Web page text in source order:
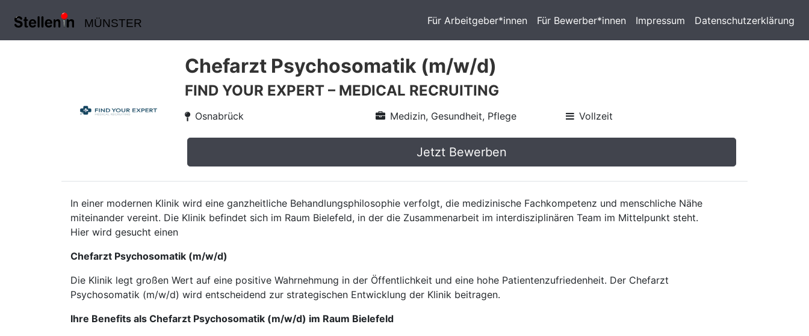
MÜNSTER Für Arbeitgeber*innen Für Bewerber*innen Impressum Datenschutzerklärung
Chefarzt Psychosomatik (m/w/d)
FIND YOUR EXPERT – MEDICAL RECRUITING
Osnabrück Medizin, Gesundheit, Pflege Vollzeit
Jetzt Bewerben
In einer modernen Klinik wird eine ganzheitliche Behandlungsphilosophie verfolgt, die medizinische Fachkompetenz und menschliche Nähe
miteinander vereint. Die Klinik befindet sich im Raum Bielefeld, in der die Zusammenarbeit im interdisziplinären Team im Mittelpunkt steht.
Hier wird gesucht einen
Chefarzt Psychosomatik (m/w/d)
Die Klinik legt großen Wert auf eine positive Wahrnehmung in der Öffentlichkeit und eine hohe Patientenzufriedenheit. Der Chefarzt
Psychosomatik (m/w/d) wird entscheidend zur strategischen Entwicklung der Klinik beitragen.
Ihre Benefits als Chefarzt Psychosomatik (m/w/d) im Raum Bielefeld